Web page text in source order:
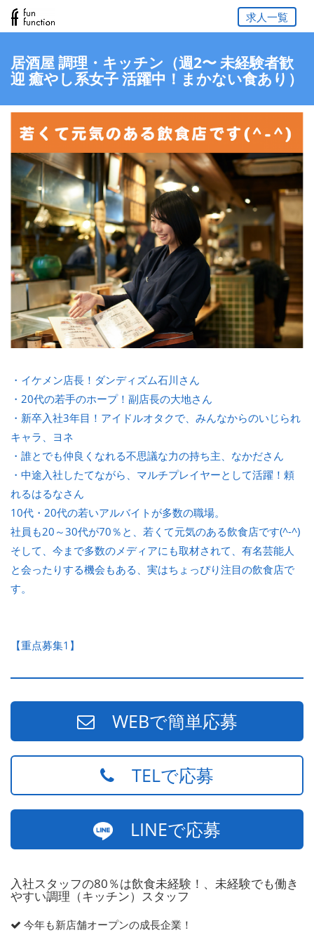
求人一覧
居酒屋 調理・キッチン（週2〜 未経験者歓
迎 癒やし系女子 活躍中！まかない食あり）
・イケメン店長！ダンディズム石川さん
・20代の若手のホープ！副店長の大地さん
・新卒入社3年目！アイドルオタクで、みんなからのいじられ
キャラ、ヨネ
・誰とでも仲良くなれる不思議な力の持ち主、なかださん
・中途入社したてながら、マルチプレイヤーとして活躍！頼
れるはるなさん
10代・20代の若いアルバイトが多数の職場。
社員も20～30代が70％と、若くて元気のある飲食店です(^-^)
そして、今まで多数のメディアにも取材されて、有名芸能人
と会ったりする機会もある、実はちょっぴり注目の飲食店で
す。
【重点募集1】
WEBで簡単応募
TELで応募
LINEで応募
入社スタッフの80％は飲食未経験！、未経験でも働き
やすい調理（キッチン）スタッフ
今年も新店舗オープンの成長企業！